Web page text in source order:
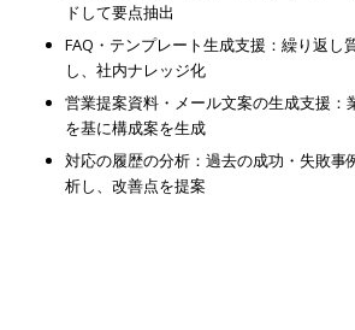
ドして要点抽出
FAQ・テンプレート生成支援：繰り返し
し、社内ナレッジ化
営業提案資料・メール文案の生成支援：
を基に構成案を生成
対応の履歴の分析：過去の成功・失敗事
析し、改善点を提案